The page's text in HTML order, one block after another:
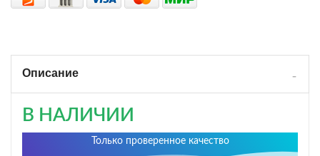
Описание
В НАЛИЧИИ
Только проверенное качество